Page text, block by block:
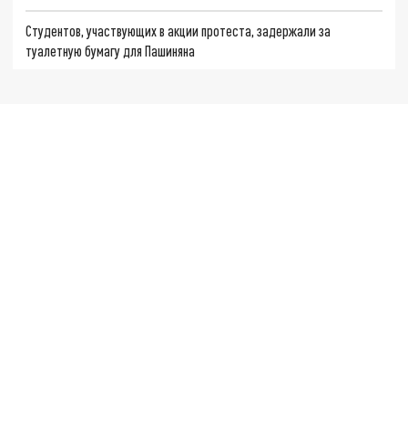
Студентов, участвующих в акции протеста, задержали за
туалетную бумагу для Пашиняна